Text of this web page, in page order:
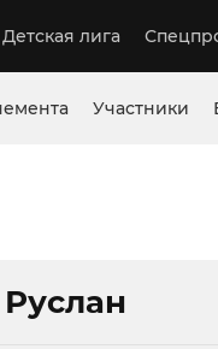
Детская лига
Участники